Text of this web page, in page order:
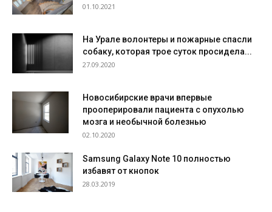
01.10.2021
На Урале волонтеры и пожарные спасли
собаку, которая трое суток просидела...
27.09.2020
Новосибирские врачи впервые
прооперировали пациента с опухолью
мозга и необычной болезнью
02.10.2020
Samsung Galaxy Note 10 полностью
избавят от кнопок
28.03.2019